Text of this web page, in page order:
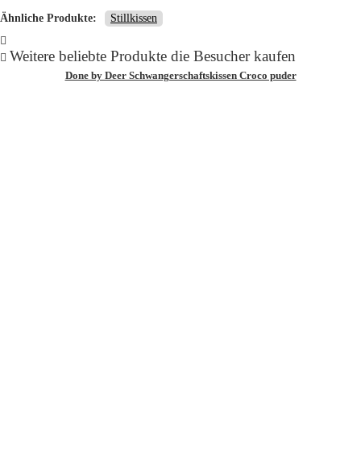
Ähnliche Produkte: Stillkissen
Weitere beliebte Produkte die Besucher kaufen
Done by Deer Schwangerschaftskissen Croco puder